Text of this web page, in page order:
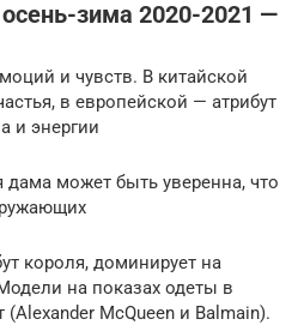
зима 2020-2021 —
и чувств. В китайской
в европейской — атрибут
и энергии
может быть уверенна, что
короля, доминирует на
на показах одеты в
McQueen и Balmain).